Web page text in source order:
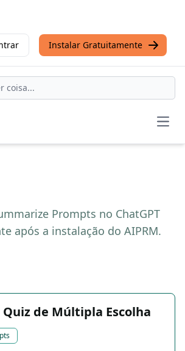
Instalar Gratuitamente
Prompts no ChatGPT
após a instalação do AIPRM.
de Múltipla Escolha